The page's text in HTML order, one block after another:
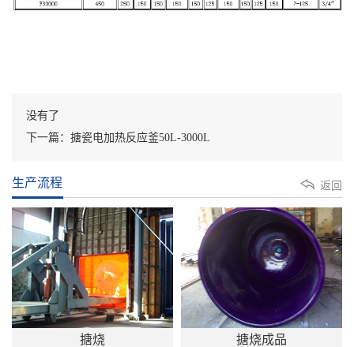
没有了
下一篇：搪瓷电加热反应釜50L-3000L
生产流程 返回
搪烧 搪烧成品